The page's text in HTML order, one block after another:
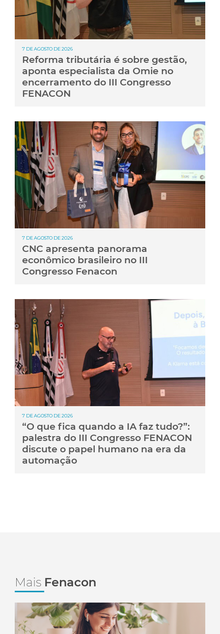
7 DE AGOSTO DE 2026
Reforma tributária é sobre gestão,
aponta especialista da Omie no
encerramento do III Congresso
FENACON
7 DE AGOSTO DE 2026
CNC apresenta panorama
econômico brasileiro no III
Congresso Fenacon
7 DE AGOSTO DE 2026
“O que fica quando a IA faz tudo?”:
palestra do III Congresso FENACON
discute o papel humano na era da
automação
Mais Fenacon